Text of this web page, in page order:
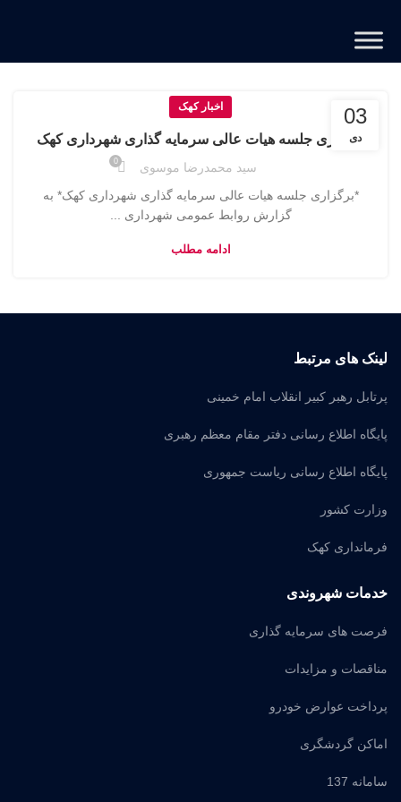
03
دی
اخبار کهک
برگزاری جلسه هیات عالی سرمایه گذاری شهرداری کهک
سید محمدرضا موسوی 0
*برگزاری جلسه هیات عالی سرمایه گذاری شهرداری کهک* به
گزارش روابط عمومی شهرداری ...
ادامه مطلب
لینک های مرتبط
پرتابل رهبر کبیر انقلاب امام خمینی
پایگاه اطلاع رسانی دفتر مقام معظم رهبری
پایگاه اطلاع رسانی ریاست جمهوری
وزارت کشور
فرمانداری کهک
خدمات شهروندی
فرصت های سرمایه گذاری
مناقصات و مزایدات
پرداخت عوارض خودرو
اماکن گردشگری
سامانه 137